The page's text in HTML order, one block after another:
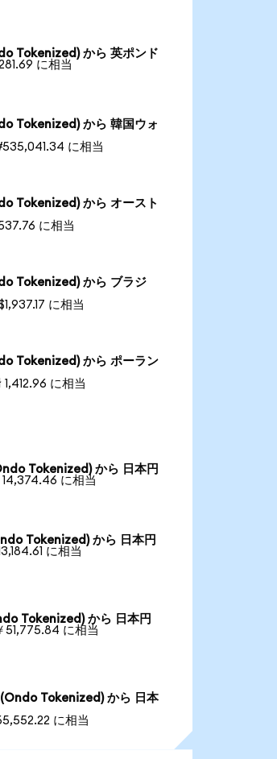
Tokenized) から 英ポンド
に相当
Tokenized) から 韓国ウォ
に相当
Tokenized) から オースト
に相当
Tokenized) から ブラジ
に相当
Tokenized) から ポーラン
1,412.96 に相当
Tokenized) から 日本円
14,374.46 に相当
Tokenized) から 日本円
に相当
Tokenized) から 日本円
51,775.84 に相当
Tokenized) から 日本
に相当